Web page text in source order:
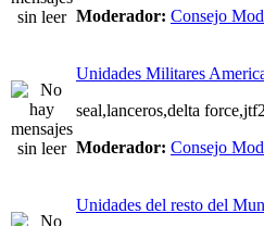
Moderador: Consejo
Unidades Militares
seal,lanceros,delta
Moderador: Consejo
Unidades del resto del